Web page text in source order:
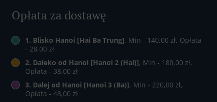
Opłata za dostawę
1. Blisko Hanoi [Hai Ba Trung], Min - 140,00 zł, Opłata
- 28,00 zł
2. Daleko od Hanoi [Hanoi 2 (Hai)], Min - 180,00 zł,
Opłata - 38,00 zł
3. Dalej od Hanoi [Hanoi 3 (Ba)], Min - 220,00 zł,
Opłata - 48,00 zł